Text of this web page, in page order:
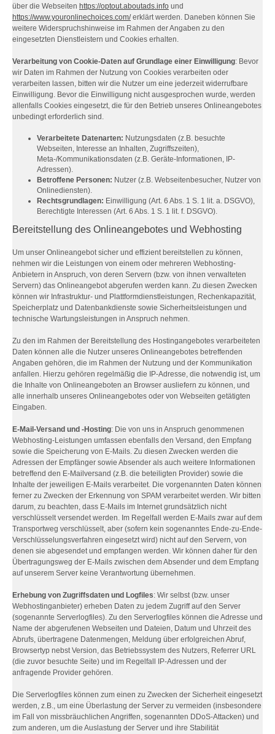
über die Webseiten https://optout.aboutads.info und
https://www.youronlinechoices.com/erklärt werden. Daneben können Sie
weitere Widerspruchshinweise im Rahmen der Angaben zu den
eingesetzten Dienstleistern und Cookies erhalten.
Verarbeitung von Cookie-Daten auf Grundlage einer Einwilligung: Bevor
wir Daten im Rahmen der Nutzung von Cookies verarbeiten oder
verarbeiten lassen, bitten wir die Nutzer um eine jederzeit widerrufbare
Einwilligung. Bevor die Einwilligung nicht ausgesprochen wurde, werden
allenfalls Cookies eingesetzt, die für den Betrieb unseres Onlineangebotes
unbedingt erforderlich sind.
Verarbeitete Datenarten: Nutzungsdaten (z.B. besuchte
Webseiten, Interesse an Inhalten, Zugriffszeiten),
Meta-/Kommunikationsdaten (z.B. Geräte-Informationen, IP-
Adressen).
Betroffene Personen: Nutzer (z.B. Webseitenbesucher, Nutzer von
Onlinediensten).
Rechtsgrundlagen: Einwilligung (Art. 6 Abs. 1 S. 1 lit. a. DSGVO),
Berechtigte Interessen (Art. 6 Abs. 1 S. 1 lit. f. DSGVO).
Bereitstellung des Onlineangebotes und Webhosting
Um unser Onlineangebot sicher und effizient bereitstellen zu können,
nehmen wir die Leistungen von einem oder mehreren Webhosting-
Anbietern in Anspruch, von deren Servern (bzw. von ihnen verwalteten
Servern) das Onlineangebot abgerufen werden kann. Zu diesen Zwecken
können wir Infrastruktur- und Plattformdienstleistungen, Rechenkapazität,
Speicherplatz und Datenbankdienste sowie Sicherheitsleistungen und
technische Wartungsleistungen in Anspruch nehmen.
Zu den im Rahmen der Bereitstellung des Hostingangebotes verarbeiteten
Daten können alle die Nutzer unseres Onlineangebotes betreffenden
Angaben gehören, die im Rahmen der Nutzung und der Kommunikation
anfallen. Hierzu gehören regelmäßig die IP-Adresse, die notwendig ist, um
die Inhalte von Onlineangeboten an Browser ausliefern zu können, und
alle innerhalb unseres Onlineangebotes oder von Webseiten getätigten
Eingaben.
E-Mail-Versand und -Hosting: Die von uns in Anspruch genommenen
Webhosting-Leistungen umfassen ebenfalls den Versand, den Empfang
sowie die Speicherung von E-Mails. Zu diesen Zwecken werden die
Adressen der Empfänger sowie Absender als auch weitere Informationen
betreffend den E-Mailversand (z.B. die beteiligten Provider) sowie die
Inhalte der jeweiligen E-Mails verarbeitet. Die vorgenannten Daten können
ferner zu Zwecken der Erkennung von SPAM verarbeitet werden. Wir bitten
darum, zu beachten, dass E-Mails im Internet grundsätzlich nicht
verschlüsselt versendet werden. Im Regelfall werden E-Mails zwar auf dem
Transportweg verschlüsselt, aber (sofern kein sogenanntes Ende-zu-Ende-
Verschlüsselungsverfahren eingesetzt wird) nicht auf den Servern, von
denen sie abgesendet und empfangen werden. Wir können daher für den
Übertragungsweg der E-Mails zwischen dem Absender und dem Empfang
auf unserem Server keine Verantwortung übernehmen.
Erhebung von Zugriffsdaten und Logfiles: Wir selbst (bzw. unser
Webhostinganbieter) erheben Daten zu jedem Zugriff auf den Server
(sogenannte Serverlogfiles). Zu den Serverlogfiles können die Adresse und
Name der abgerufenen Webseiten und Dateien, Datum und Uhrzeit des
Abrufs, übertragene Datenmengen, Meldung über erfolgreichen Abruf,
Browsertyp nebst Version, das Betriebssystem des Nutzers, Referrer URL
(die zuvor besuchte Seite) und im Regelfall IP-Adressen und der
anfragende Provider gehören.
Die Serverlogfiles können zum einen zu Zwecken der Sicherheit eingesetzt
werden, z.B., um eine Überlastung der Server zu vermeiden (insbesondere
im Fall von missbräuchlichen Angriffen, sogenannten DDoS-Attacken) und
zum anderen, um die Auslastung der Server und ihre Stabilität